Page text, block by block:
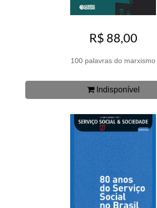
R$ 88,00
100 palavras do marxismo
Indisponível